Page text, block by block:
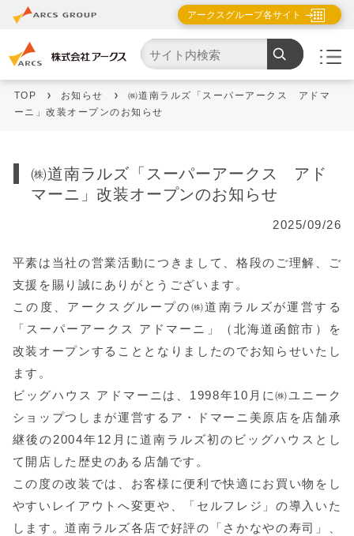
アークスグループ各サイト
TOP お知らせ
㈱道南ラルズ「スーパーアークス アドマ
ーニ」改装オープンのお知らせ
㈱道南ラルズ「スーパーアークス アド
マーニ」改装オープンのお知らせ
2025/09/26
平素は当社の営業活動につきまして、格段のご理解、ご
支援を賜り誠にありがとうございます。
この度、アークスグループの㈱道南ラルズが運営する
「スーパーアークス アドマーニ」（北海道函館市）を
改装オープンすることとなりましたのでお知らせいたし
ます。
ビッグハウス アドマーニは、1998年10月に㈱ユニーク
ショップつしまが運営するア・ドマーニ美原店を店舗承
継後の2004年12月に道南ラルズ初のビッグハウスとし
て開店した歴史のある店舗です。
この度の改装では、お客様に便利で快適にお買い物をし
やすいレイアウトへ変更や、「セルフレジ」の導入いた
します。道南ラルズ各店で好評の「さかなやの寿司」、